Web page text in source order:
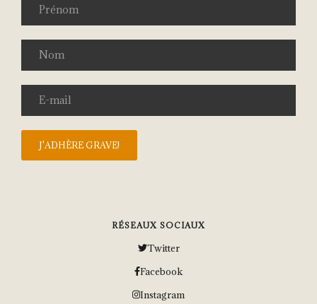
RÉSEAUX SOCIAUX
Twitter
Facebook
Instagram